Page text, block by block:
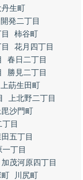
丹生町
開発二丁目
柿谷町
花月四丁目
春日二丁目
勝見二丁目
上莇生田町
上北野二丁目
毘沙門町
丁目
田五丁目
丁目
加茂河原四丁目
町
川尻町